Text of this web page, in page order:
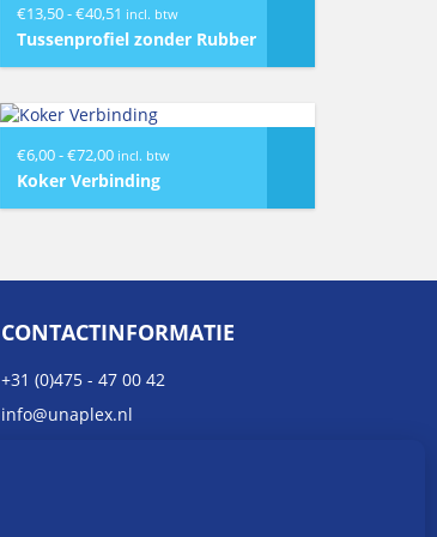
€13,50-€40,51 Prijsklasse:
€13,50
incl. btw
Tussenprofiel zonder Rubber
€6,00-€72,00Prijsklasse:
€6,00
incl. btw
Koker Verbinding
CONTACTINFORMATIE
+31 (0)475 - 47 00 42
info@unaplex.nl